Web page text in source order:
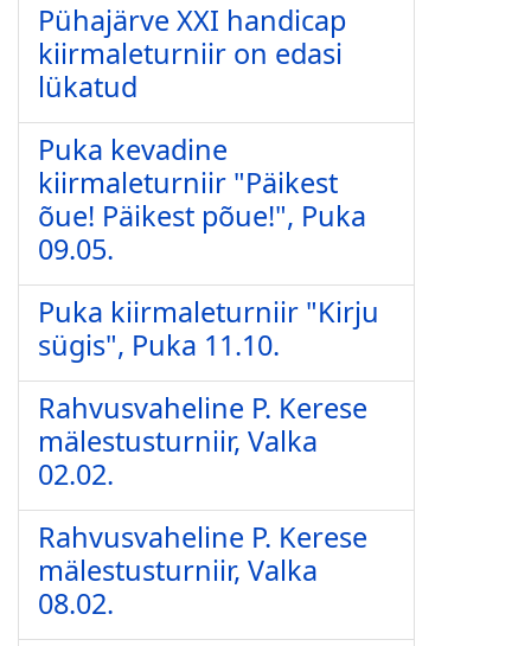
Pühajärve XXI handicap
kiirmaleturniir on edasi
lükatud
Puka kevadine
kiirmaleturniir "Päikest
õue! Päikest põue!", Puka
09.05.
Puka kiirmaleturniir "Kirju
sügis", Puka 11.10.
Rahvusvaheline P. Kerese
mälestusturniir, Valka
02.02.
Rahvusvaheline P. Kerese
mälestusturniir, Valka
08.02.